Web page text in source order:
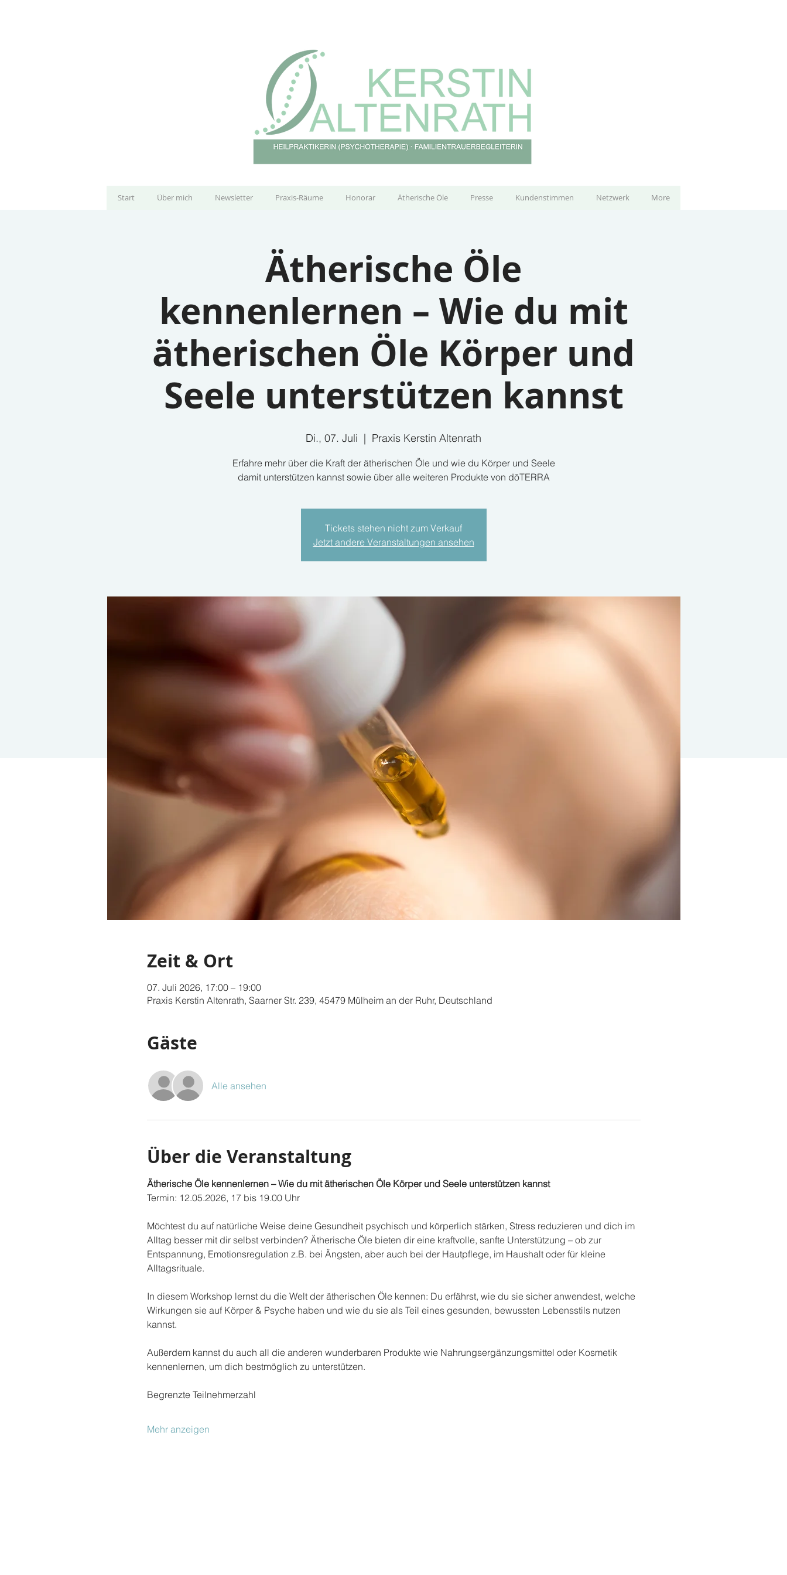
Start Über mich Newsletter Praxis-Räume Honorar Ätherische Öle Presse Kundenstimmen Netzwerk More
Ätherische Öle
kennenlernen – Wie du mit
ätherischen Öle Körper und
Seele unterstützen kannst
Di., 07. Juli
  |
Praxis Kerstin Altenrath
Erfahre mehr über die Kraft der ätherischen Öle und wie du Körper und Seele
damit unterstützen kannst sowie über alle weiteren Produkte von dōTERRA
Tickets stehen nicht zum Verkauf
Jetzt andere Veranstaltungen ansehen
Zeit & Ort
07. Juli 2026, 17:00 – 19:00
Praxis Kerstin Altenrath, Saarner Str. 239, 45479 Mülheim an der Ruhr, Deutschland
Gäste
Alle ansehen
Über die Veranstaltung
Ätherische Öle kennenlernen – Wie du mit ätherischen Öle Körper und Seele unterstützen kannst
Termin: 12.05.2026, 17 bis 19.00 Uhr
Möchtest du auf natürliche Weise deine Gesundheit psychisch und körperlich stärken, Stress reduzieren und dich im
Alltag besser mit dir selbst verbinden? Ätherische Öle bieten dir eine kraftvolle, sanfte Unterstützung – ob zur
Entspannung, Emotionsregulation z.B. bei Ängsten, aber auch bei der Hautpflege, im Haushalt oder für kleine
Alltagsrituale.
In diesem Workshop lernst du die Welt der ätherischen Öle kennen: Du erfährst, wie du sie sicher anwendest, welche
Wirkungen sie auf Körper & Psyche haben und wie du sie als Teil eines gesunden, bewussten Lebensstils nutzen
kannst.
Außerdem kannst du auch all die anderen wunderbaren Produkte wie Nahrungsergänzungsmittel oder Kosmetik
kennenlernen, um dich bestmöglich zu unterstützen.
Begrenzte Teilnehmerzahl
Mehr anzeigen